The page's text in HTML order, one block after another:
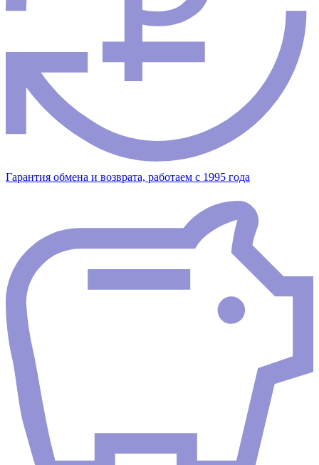
Гарантия обмена и возврата, работаем с 1995 года